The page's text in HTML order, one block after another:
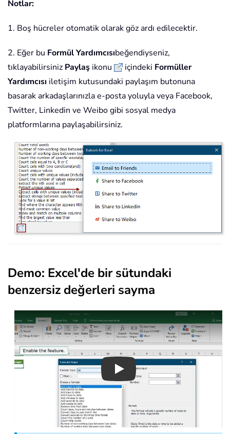
Notlar:
1. Boş hücreler otomatik olarak göz ardı edilecektir.
2. Eğer bu Formül Yardımcısıbeğendiyseniz,
tıklayabilirsiniz Paylaş ikonu içindeki Formüller
Yardımcısı iletişim kutusundaki paylaşım butonuna
basarak arkadaşlarınızla e-posta yoluyla veya Facebook,
Twitter, Linkedin ve Weibo gibi sosyal medya
platformlarına paylaşabilirsiniz.
Demo: Excel'de bir sütundaki
benzersiz değerleri sayma
Play